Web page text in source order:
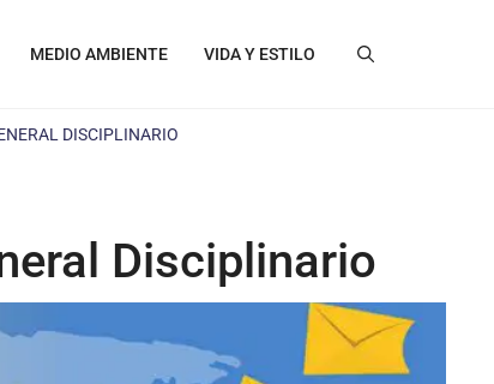
MEDIO AMBIENTE VIDA Y ESTILO
DISCIPLINARIO
Disciplinario